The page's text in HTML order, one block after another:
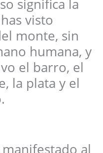
significa la
visto
monte, sin
humana, y
el barro, el
la plata y el
al